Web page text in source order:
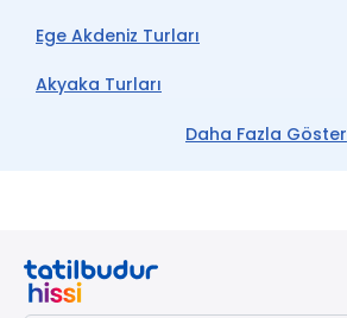
Daha Fazla Göster
Ege Akdeniz Turları
Akyaka Turları
Ölüdeniz Turları